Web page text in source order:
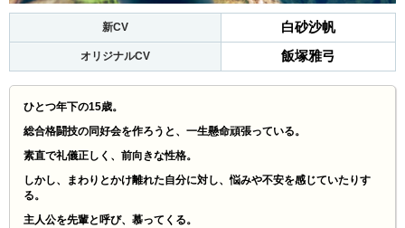
新CV 白砂沙帆
オリジナルCV 飯塚雅弓
ひとつ年下の15歳。
総合格闘技の同好会を作ろうと、一生懸命頑張っている。
素直で礼儀正しく、前向きな性格。
しかし、まわりとかけ離れた自分に対し、悩みや不安を感じていたりす
る。
主人公を先輩と呼び、慕ってくる。